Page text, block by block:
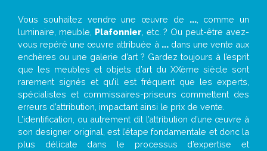
Vous souhaitez vendre une œuvre de ..., comme un
luminaire, meuble, Plafonnier , etc. ? Ou peut-être avez-
vous repéré une œuvre attribuée à ...dans une vente aux
enchères ou une galerie d’art ? Gardez toujours à l’esprit
que les meubles et objets d’art du XXème siècle sont
rarement signés et qu’il est fréquent que les experts,
spécialistes et commissaires-priseurs commettent des
erreurs d’attribution, impactant ainsi le prix de vente.
L’identification, ou autrement dit l’attribution d’une œuvre à
son designer original, est l’étape fondamentale et donc la
plus délicate dans le processus d’expertise et